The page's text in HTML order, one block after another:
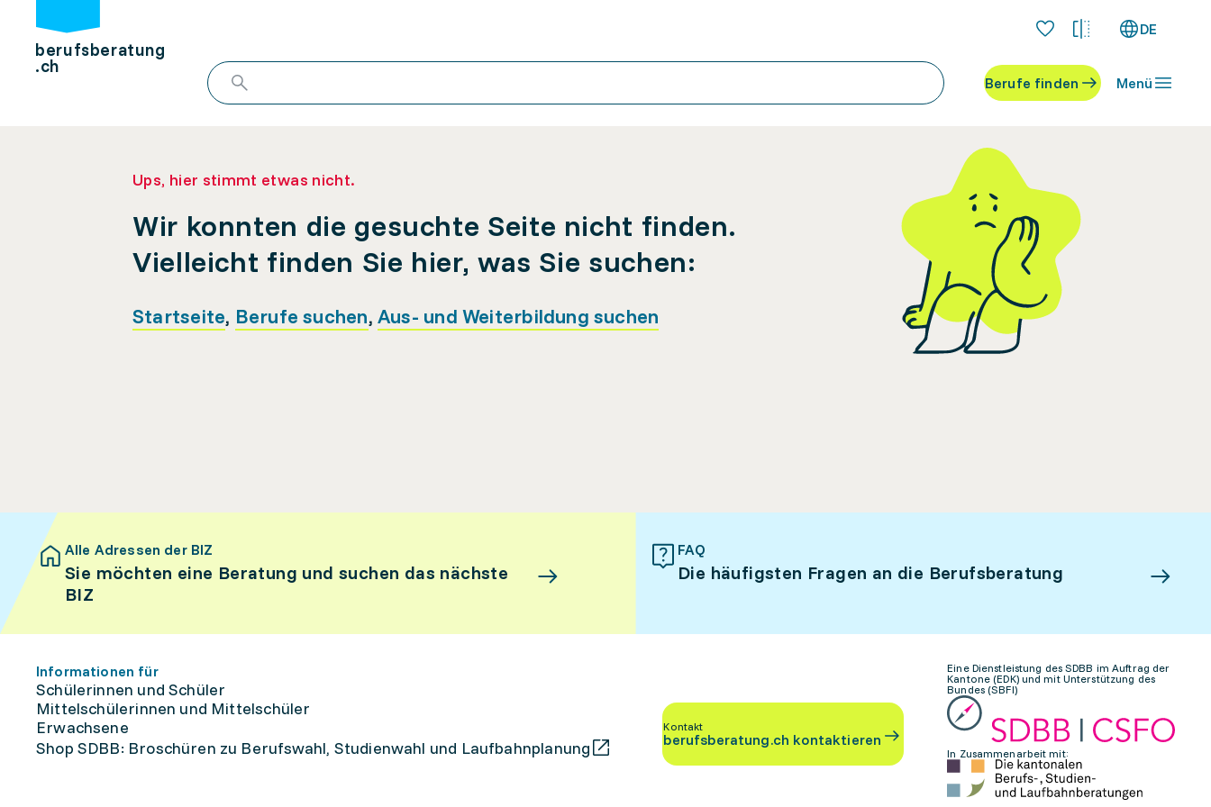
berufsberatung
.ch
DE
Berufe finden Menü
Ups, hier stimmt etwas nicht.
Wir konnten die gesuchte Seite nicht finden.
Vielleicht finden Sie hier, was Sie suchen:
Startseite, Berufe suchen, Aus- und Weiterbildung suchen
Alle Adressen der BIZ
Sie möchten eine Beratung und suchen das nächste
BIZ
FAQ
Die häufigsten Fragen an die Berufsberatung
Informationen für
Schülerinnen und Schüler
Mittelschülerinnen und Mittelschüler
Erwachsene
Shop SDBB: Broschüren zu Berufswahl, Studienwahl und Laufbahnplanung
Kontakt
berufsberatung.ch kontaktieren
Eine Dienstleistung des SDBB im Auftrag der
Kantone (EDK) und mit Unterstützung des
Bundes (SBFI)
In Zusammenarbeit mit: